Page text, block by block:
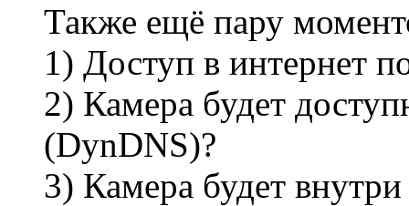
Также ещё пару
1) Доступ в интернет
2) Камера будет
(DynDNS)?
3) Камера будет